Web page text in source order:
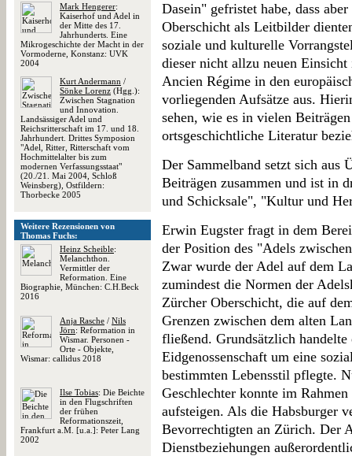
Mark Hengerer:
Kaiserhof und Adel in
der Mitte des 17.
Jahrhunderts. Eine
Mikrogeschichte der Macht in der
Vormoderne, Konstanz: UVK
2004
Kurt Andermann /
Sönke Lorenz (Hgg.):
Zwischen Stagnation
und Innovation.
Landsässiger Adel und
Reichsritterschaft im 17. und 18.
Jahrhundert. Drittes Symposion
"Adel, Ritter, Ritterschaft vom
Hochmittelalter bis zum
modernen Verfassungsstaat"
(20./21. Mai 2004, Schloß
Weinsberg), Ostfildern:
Thorbecke 2005
Weitere Rezensionen von
Thomas Fuchs:
Heinz Scheible:
Melanchthon.
Vermittler der
Reformation. Eine
Biographie, München: C.H.Beck
2016
Anja Rasche / Nils
Jörn: Reformation in
Wismar. Personen -
Orte - Objekte,
Wismar: callidus 2018
Ilse Tobias: Die Beichte
in den Flugschriften
der frühen
Reformationszeit,
Frankfurt a.M. [u.a.]: Peter Lang
2002
Dasein" gefristet habe, dass
Oberschicht als Leitbilder
soziale und kulturelle
dieser nicht allzu neuen
Ancien Régime in den
vorliegenden Aufsätze aus.
sehen, wie es in vielen
ortsgeschichtliche Literatur
Der Sammelband setzt sich aus
Beiträgen zusammen und ist in
und Schicksale", "Kultur und
Erwin Eugster fragt in dem
der Position des "Adels
Zwar wurde der Adel auf dem
zumindest die Normen der
Zürcher Oberschicht, die auf
Grenzen zwischen dem alten
fließend. Grundsätzlich
Eidgenossenschaft um eine
bestimmten Lebensstil pflegte.
Geschlechter konnte im
aufsteigen. Als die Habsburger
Bevorrechtigten an Zürich. Der
Dienstbeziehungen